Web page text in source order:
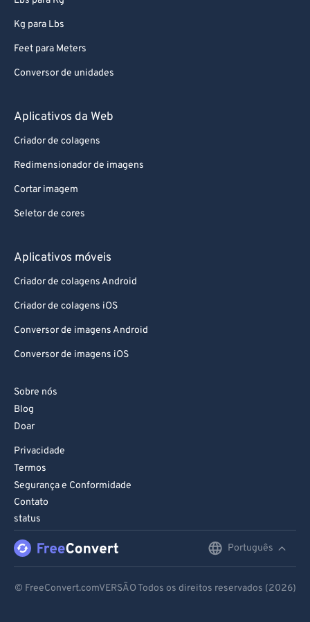
Kg para Lbs
Feet para Meters
Conversor de unidades
Aplicativos da Web
Criador de colagens
Redimensionador de imagens
Cortar imagem
Seletor de cores
Aplicativos móveis
Criador de colagens Android
Criador de colagens iOS
Conversor de imagens Android
Conversor de imagens iOS
Sobre nós
Blog
Doar
Privacidade
Termos
Segurança e Conformidade
Contato
status
Português
© FreeConvert.comVERSÃO Todos os direitos reservados (2026)